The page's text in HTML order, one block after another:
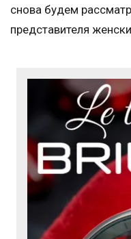
снова будем
представителя